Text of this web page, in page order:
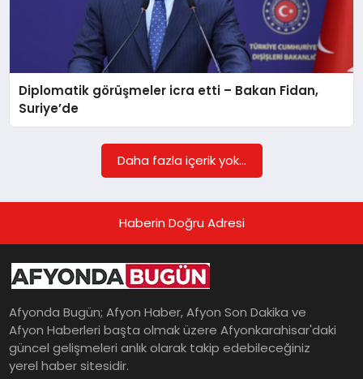
Diplomatik görüşmeler icra etti – Bakan Fidan,
Suriye’de
Daha fazla içerik yok...
Haberin Doğru Adresi
Afyonda Bugün; Afyon Haber, Afyon Son Dakika ve
Afyon Haberleri başta olmak üzere Afyonkarahisar'daki
güncel gelişmeleri anlık olarak takip edebileceğiniz
yerel haber sitesidir.